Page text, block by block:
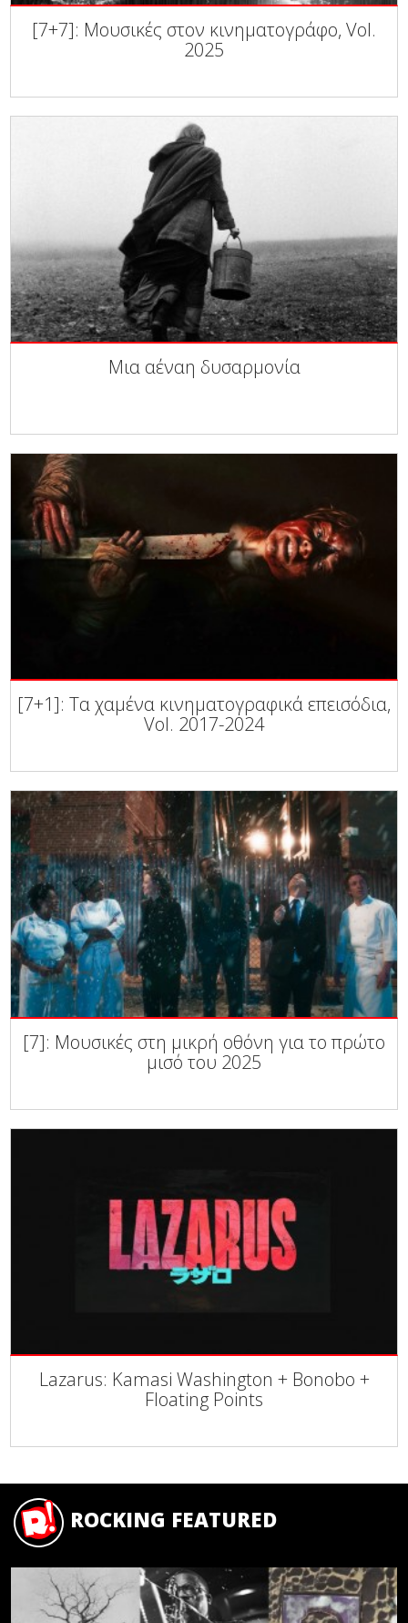
[7+7]: Μουσικές στον κινηματογράφο, Vol.
2025
Μια αέναη δυσαρμονία
[7+1]: Τα χαμένα κινηματογραφικά επεισόδια,
Vol. 2017-2024
[7]: Μουσικές στη μικρή οθόνη για το πρώτο
μισό του 2025
Lazarus: Kamasi Washington + Bonobo +
Floating Points
ROCKING FEATURED